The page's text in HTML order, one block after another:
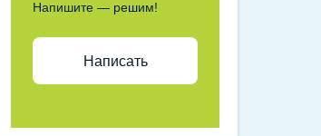
Напишите — решим!
Написать